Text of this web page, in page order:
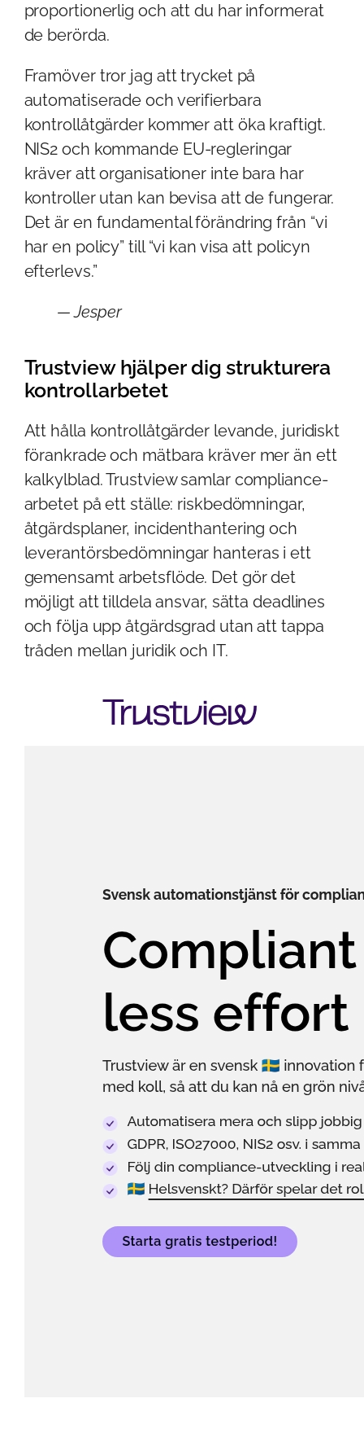
proportionerlig och att du har informerat
de berörda.
Framöver tror jag att trycket på
automatiserade och verifierbara
kontrollåtgärder kommer att öka kraftigt.
NIS2 och kommande EU-regleringar
kräver att organisationer inte bara har
kontroller utan kan bevisa att de fungerar.
Det är en fundamental förändring från “vi
har en policy” till “vi kan visa att policyn
efterlevs.”
— Jesper
Trustview hjälper dig strukturera
kontrollarbetet
Att hålla kontrollåtgärder levande, juridiskt
förankrade och mätbara kräver mer än ett
kalkylblad. Trustview samlar compliance-
arbetet på ett ställe: riskbedömningar,
åtgärdsplaner, incidenthantering och
leverantörsbedömningar hanteras i ett
gemensamt arbetsflöde. Det gör det
möjligt att tilldela ansvar, sätta deadlines
och följa upp åtgärdsgrad utan att tappa
tråden mellan juridik och IT.